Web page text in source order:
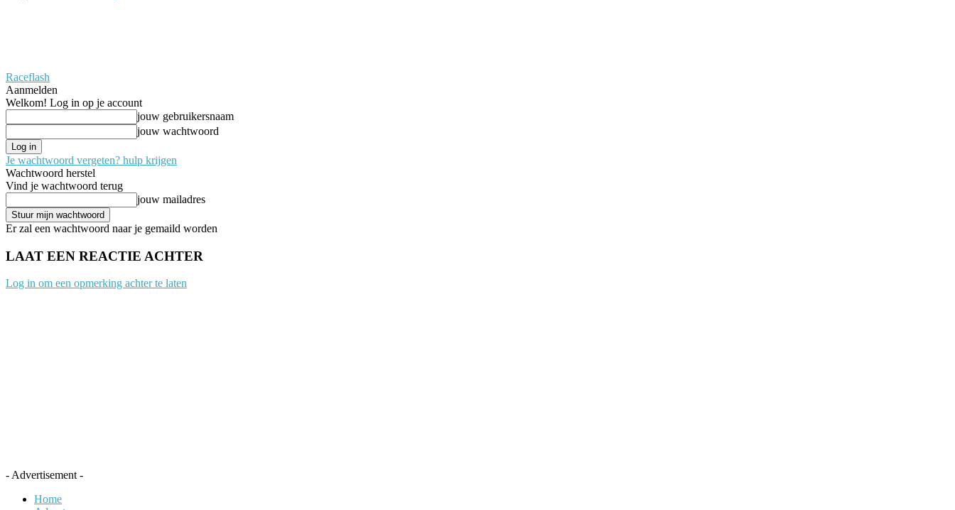
Raceflash
Aanmelden
Welkom! Log in op je account
jouw gebruikersnaam
jouw wachtwoord
Je wachtwoord vergeten? hulp krijgen
Wachtwoord herstel
Vind je wachtwoord terug
jouw mailadres
Er zal een wachtwoord naar je gemaild worden
LAAT EEN REACTIE ACHTER
Log in om een opmerking achter te laten
- Advertisement -
Home